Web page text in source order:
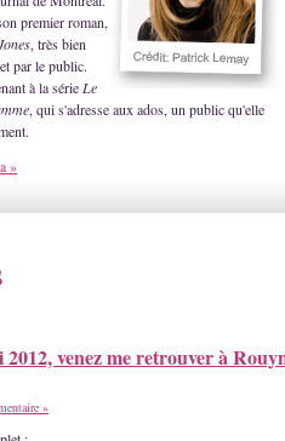
premier roman,
, très bien
par le public.
à la série Le
, qui s'adresse aux ados, un public qu'elle
»
2012, venez me retrouver à
»